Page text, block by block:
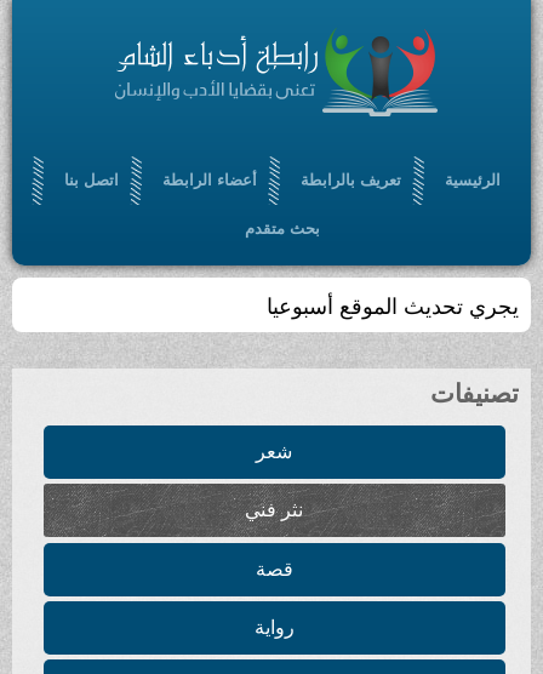
الرئيسية تعريف بالرابطة أعضاء الرابطة اتصل بنا
بحث متقدم
يجري تحديث الموقع أسبوعيا
تصنيفات
شعر
نثر فني
قصة
رواية